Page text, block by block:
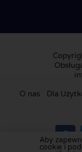
O nas Dla
Aby
cookie i